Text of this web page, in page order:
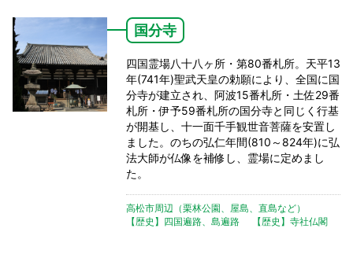
国分寺
四国霊場八十八ヶ所・第80番札所。天平13
年(741年)聖武天皇の勅願により、全国に国
分寺が建立され、阿波15番札所・土佐29番
札所・伊予59番札所の国分寺と同じく行基
が開基し、十一面千手観世音菩薩を安置し
ました。のちの弘仁年間(810～824年)に弘
法大師が仏像を補修し、霊場に定めまし
た。
高松市周辺（栗林公園、屋島、直島など）
【歴史】四国遍路、島遍路
【歴史】寺社仏閣